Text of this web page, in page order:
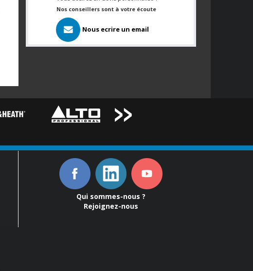
Nos conseillers sont à votre écoute
Nous ecrire un email
Qui sommes-nous ?
Rejoignez-nous